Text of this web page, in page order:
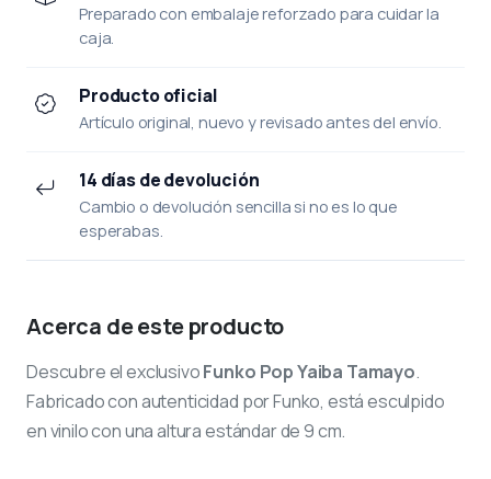
Preparado con embalaje reforzado para cuidar la
caja.
Producto oficial
Artículo original, nuevo y revisado antes del envío.
14 días de devolución
Cambio o devolución sencilla si no es lo que
esperabas.
Acerca de este producto
Descubre el exclusivoFunko Pop Yaiba Tamayo.
Fabricado con autenticidad por Funko, está esculpido
en vinilo con una altura estándar de 9 cm.